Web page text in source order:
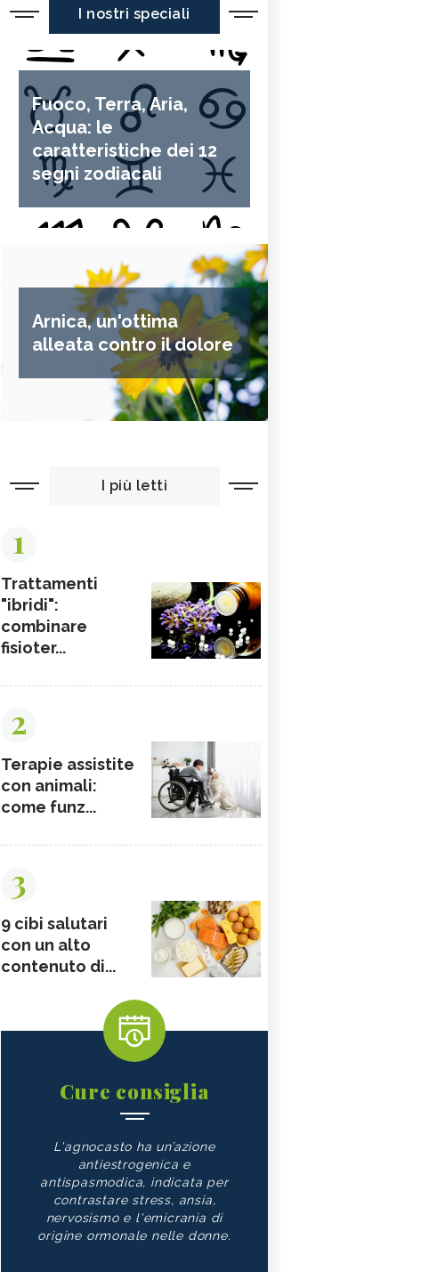
I nostri speciali
Fuoco, Terra, Aria,
Acqua: le
caratteristiche dei 12
segni zodiacali
Arnica, un'ottima
alleata contro il dolore
I più letti
1
Trattamenti
"ibridi":
combinare
fisioter...
2
Terapie assistite
con animali:
come funz...
3
9 cibi salutari
con un alto
contenuto di...
Cure consiglia
L'agnocasto ha un’azione
antiestrogenica e
antispasmodica, indicata per
contrastare stress, ansia,
nervosismo e l'emicrania di
origine ormonale nelle donne.